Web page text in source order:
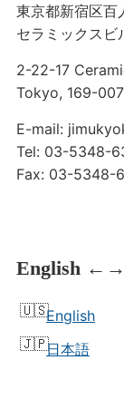
東京都新宿区
セラミックスビ
2-22-17
Tokyo, 169-
E-mail:
Tel: 03-5348-
Fax: 03-5348-
English
English
日本語